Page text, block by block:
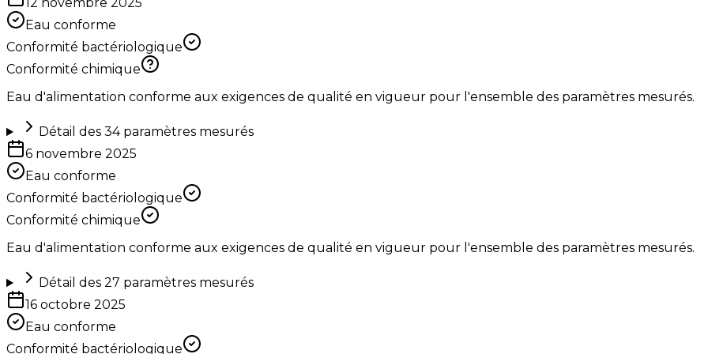
Eau conforme
Conformité bactériologique
Conformité chimique
Eau d'alimentation conforme aux exigences de qualité en vigueur pour l'ensemble des paramètres mesurés.
Détail des 34paramètres mesurés
6 novembre 2025
Eau conforme
Conformité bactériologique
Conformité chimique
Eau d'alimentation conforme aux exigences de qualité en vigueur pour l'ensemble des paramètres mesurés.
Détail des 27 paramètres mesurés
16 octobre 2025
Eau conforme
Conformité bactériologique